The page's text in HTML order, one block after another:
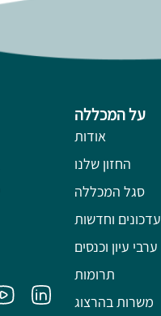
על המכללה
אודות
החזון שלנו
סגל המכללה
עדכונים וחדשות
ערבי עיון וכנסים
תרומות
משרות בהרצוג